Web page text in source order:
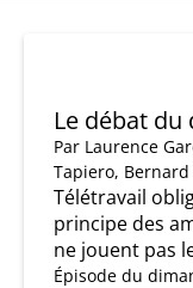
Le débat
Par Laurence
Tapiero,
Télétravail
principe des
ne jouent pas
Épisode du